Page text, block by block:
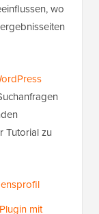
wo
Tutorial zu
mit